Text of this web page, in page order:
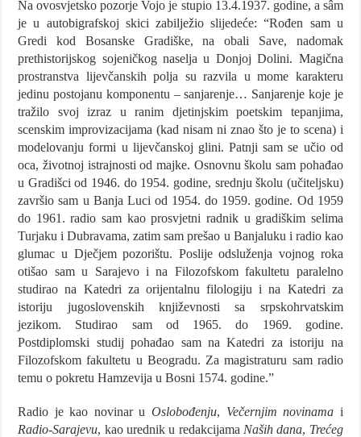
Na ovosvjetsko pozorje Vojo je stupio 13.4.1937. godine, a sâm
je u autobigrafskoj skici zabilježio slijedeće: “Rođen sam u
Gredi kod Bosanske Gradiške, na obali Save, nadomak
prethistorijskog sojeničkog naselja u Donjoj Dolini. Magična
prostranstva lijevčanskih polja su razvila u mome karakteru
jedinu postojanu komponentu – sanjarenje… Sanjarenje koje je
tražilo svoj izraz u ranim djetinjskim poetskim tepanjima,
scenskim improvizacijama (kad nisam ni znao što je to scena) i
modelovanju formi u lijevčanskoj glini. Patnji sam se učio od
oca, životnoj istrajnosti od majke. Osnovnu školu sam pohađao
u Gradišci od 1946. do 1954. godine, srednju školu (učiteljsku)
završio sam u Banja Luci od 1954. do 1959. godine. Od 1959
do 1961. radio sam kao prosvjetni radnik u gradiškim selima
Turjaku i Dubravama, zatim sam prešao u Banjaluku i radio kao
glumac u Dječjem pozorištu. Poslije odsluženja vojnog roka
otišao sam u Sarajevo i na Filozofskom fakultetu paralelno
studirao na Katedri za orijentalnu filologiju i na Katedri za
istoriju jugoslovenskih književnosti sa srpskohrvatskim
jezikom. Studirao sam od 1965. do 1969. godine.
Postdiplomski studij pohađao sam na Katedri za istoriju na
Filozofskom fakultetu u Beogradu. Za magistraturu sam radio
temu o pokretu Hamzevija u Bosni 1574. godine.”
Radio je kao novinar uOslobođenju, Večernjim novinama i
Radio-Sarajevu, kao urednik u redakcijama Naših dana, Trećeg